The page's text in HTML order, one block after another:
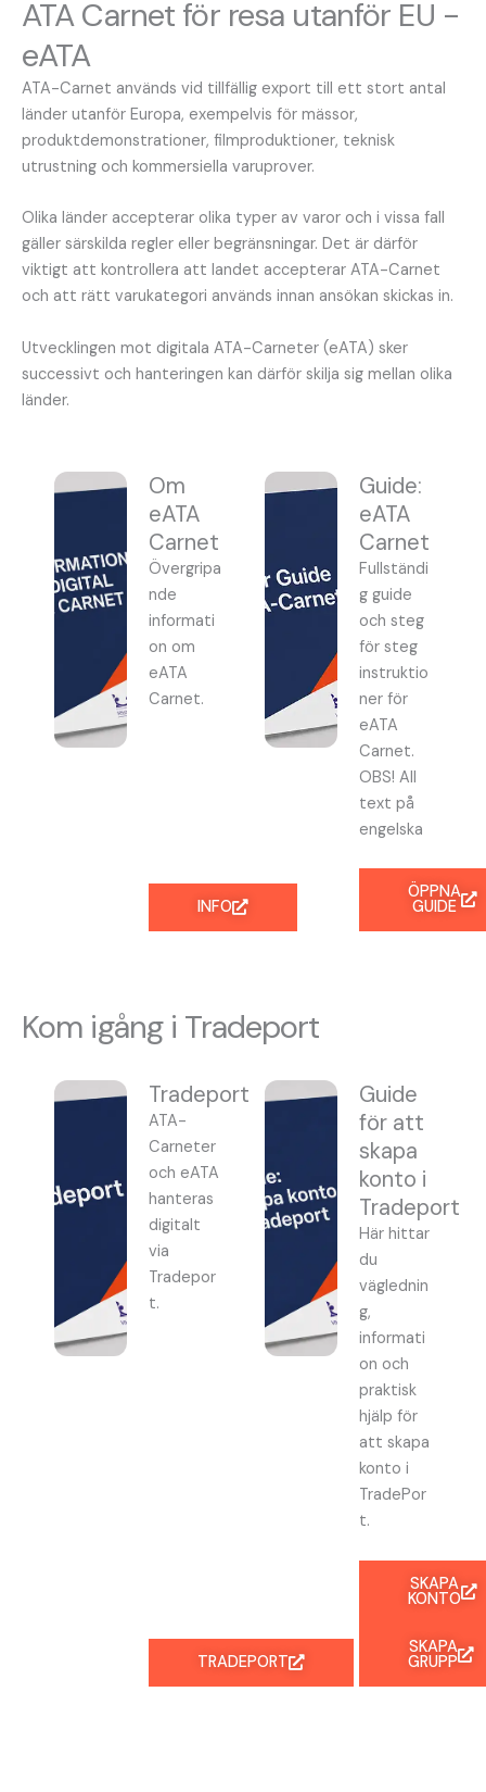
ATA Carnet för resa utanför EU -
eATA
ATA-Carnet används vid tillfällig export till ett stort antal
länder utanför Europa, exempelvis för mässor,
produktdemonstrationer, filmproduktioner, teknisk
utrustning och kommersiella varuprover.
Olika länder accepterar olika typer av varor och i vissa fall
gäller särskilda regler eller begränsningar. Det är därför
viktigt att kontrollera att landet accepterar ATA-Carnet
och att rätt varukategori används innan ansökan skickas in.
Utvecklingen mot digitala ATA-Carneter (eATA) sker
successivt och hanteringen kan därför skilja sig mellan olika
länder.
Om
eATA
Carnet
Övergripa
nde
informati
on om
eATA
Carnet.
INFO
Guide:
eATA
Carnet
Fullständi
g guide
och steg
för steg
instruktio
ner för
eATA
Carnet.
OBS! All
text på
engelska
ÖPPNA
GUIDE
Kom igång i Tradeport
Tradeport
ATA-
Carneter
och eATA
hanteras
digitalt
via
Tradepor
t.
TRADEPORT
Guide
för att
skapa
konto i
Tradeport
Här hittar
du
väglednin
g,
informati
on och
praktisk
hjälp för
att skapa
konto i
TradePor
t.
SKAPA
KONTO
SKAPA
GRUPP